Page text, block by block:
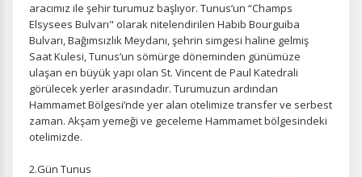
aracımız ile şehir turumuz başlıyor. Tunus’un “Champs
Elsysees Bulvarı" olarak nitelendirilen Habib Bourguiba
Bulvarı, Bağımsızlık Meydanı, şehrin simgesi haline gelmiş
Saat Kulesi, Tunus’un sömürge döneminden günümüze
ulaşan en büyük yapı olan St. Vincent de Paul Katedrali
görülecek yerler arasındadır. Turumuzun ardından
Hammamet Bölgesi’nde yer alan otelimize transfer ve serbest
zaman. Akşam yemeği ve geceleme Hammamet bölgesindeki
otelimizde.
2.Gün Tunus